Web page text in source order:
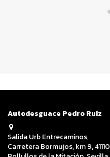
Autodesguace Pedro Ruiz
Salida Urb Entrecaminos,
Carretera Bormujos, km 9, 41110